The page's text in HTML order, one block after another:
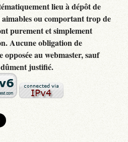
lieu à dépôt de
aimables ou comportant trop de
purement et simplement
Aucune obligation de
au webmaster, sauf
justifié.